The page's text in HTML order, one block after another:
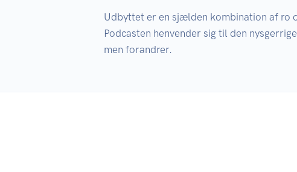
Udbyttet er en sjælden kombination af ro
Podcasten henvender sig til den